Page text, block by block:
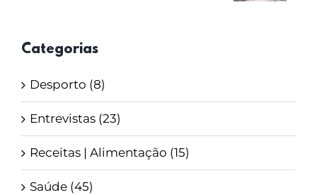
Categorias
Desporto (8)
Entrevistas (23)
Receitas | Alimentação (15)
Saúde (45)